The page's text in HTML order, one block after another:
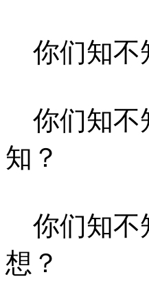
你们知不
你们知不
知？
你们知不
想？